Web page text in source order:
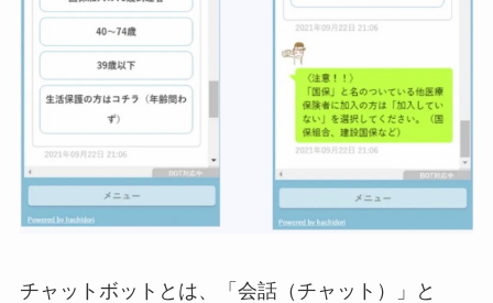
チャットボットとは、「会話（チャット）」と